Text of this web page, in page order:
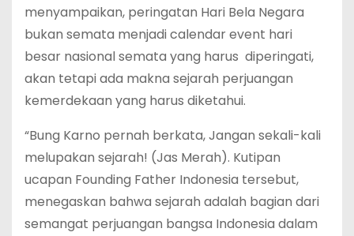
menyampaikan, peringatan Hari Bela Negara
bukan semata menjadi calendar event hari
besar nasional semata yang harus diperingati,
akan tetapi ada makna sejarah perjuangan
kemerdekaan yang harus diketahui.
“Bung Karno pernah berkata, Jangan sekali-kali
melupakan sejarah! (Jas Merah). Kutipan
ucapan Founding Father Indonesia tersebut,
menegaskan bahwa sejarah adalah bagian dari
semangat perjuangan bangsa Indonesia dalam